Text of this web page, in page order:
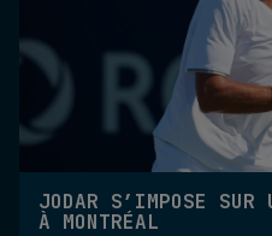
JODAR S’IMPOSE SUR
À MONTRÉAL